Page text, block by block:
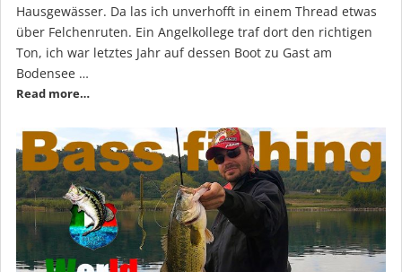
Hausgewässer. Da las ich unverhofft in einem Thread etwas
über Felchenruten. Ein Angelkollege traf dort den richtigen
Ton, ich war letztes Jahr auf dessen Boot zu Gast am
Bodensee …
Read more…